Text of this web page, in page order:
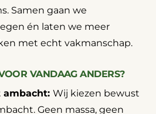
Samen gaan we
én laten we meer
met echt vakmanschap.
VANDAAG ANDERS?
ambacht:Wij kiezen bewust
Geen massa, geen